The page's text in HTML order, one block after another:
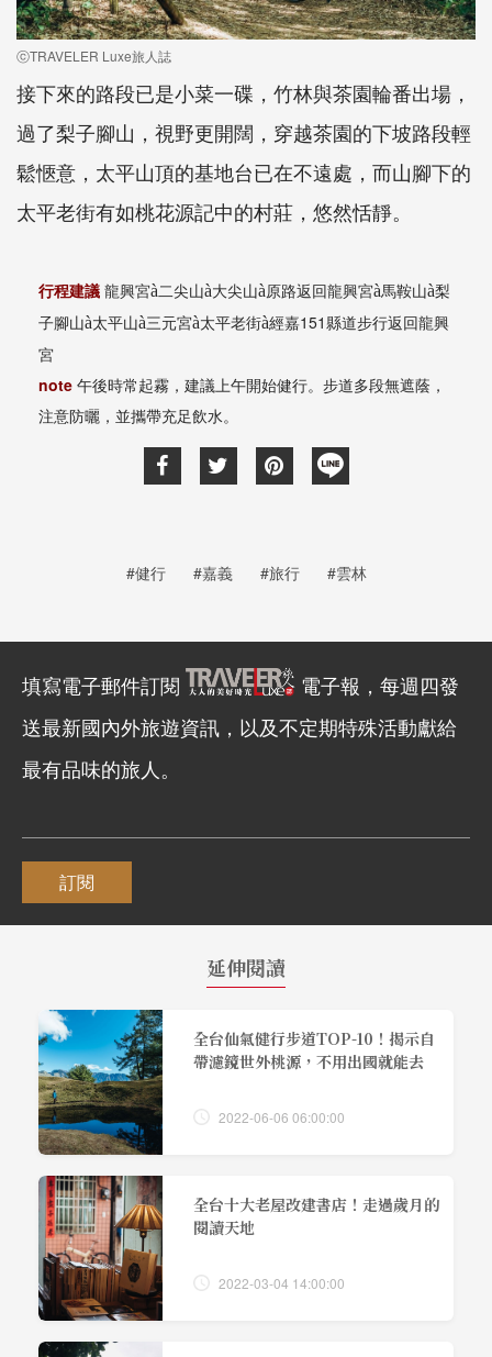
ⓒTRAVELER Luxe旅人誌
接下來的路段已是小菜一碟，竹林與茶園輪番出場，
過了梨子腳山，視野更開闊，穿越茶園的下坡路段輕
鬆愜意，太平山頂的基地台已在不遠處，而山腳下的
太平老街有如桃花源記中的村莊，悠然恬靜。
行程建議 龍興宮à二尖山à大尖山à原路返回龍興宮à馬鞍山à梨
子腳山à太平山à三元宮à太平老街à經嘉151縣道步行返回龍興
宮
note 午後時常起霧，建議上午開始健行。步道多段無遮蔭，
注意防曬，並攜帶充足飲水。
#健行 #嘉義 #旅行 #雲林
填寫電子郵件訂閱
電子報，每週四發
送最新國內外旅遊資訊，以及不定期特殊活動獻給
最有品味的旅人。
訂閱
延伸閱讀
全台仙氣健行步道TOP-10！揭示自
帶濾鏡世外桃源，不用出國就能去
2022-06-06 06:00:00
全台十大老屋改建書店！走過歲月的
閱讀天地
2022-03-04 14:00:00